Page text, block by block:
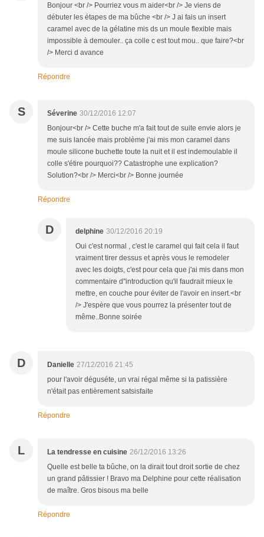
Bonjour <br /> Pourriez vous m aider<br /> Je viens de
débuter les étapes de ma bûche <br /> J ai fais un insert
caramel avec de la gélatine mis ds un moule flexible mais
impossible à demouler.. ça colle c est tout mou.. que faire?<br
/> Merci d avance
Répondre
S Séverine 30/12/2016 12:07
Bonjour<br /> Cette buche m'a fait tout de suite envie alors je
me suis lancée mais problème j'ai mis mon caramel dans
moule silicone buchette toute la nuit et il est indemoulable il
colle s'étire pourquoi?? Catastrophe une explication?
Solution?<br /> Merci<br /> Bonne journée
Répondre
D delphine 30/12/2016 20:19
Oui c'est normal , c'est le caramel qui fait cela il faut
vraiment tirer dessus et après vous le remodeler
avec les doigts, c'est pour cela que j'ai mis dans mon
commentaire d''introduction qu'il faudrait mieux le
mettre, en couche pour éviter de l'avoir en insert.<br
/> J'espère que vous pourrez la présenter tout de
même..Bonne soirée
D Danielle 27/12/2016 21:45
pour l'avoir déguséte, un vrai régal même si la patissière
n'était pas entièrement satsisfaite
Répondre
L La tendresse en cuisine 26/12/2016 13:26
Quelle est belle ta bûche, on la dirait tout droit sortie de chez
un grand pâtissier ! Bravo ma Delphine pour cette réalisation
de maître. Gros bisous ma belle
Répondre